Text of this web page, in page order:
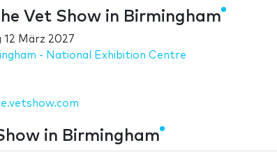
Vet Show in Birmingham
12 März 2027
- National Exhibition Centre
in Birmingham